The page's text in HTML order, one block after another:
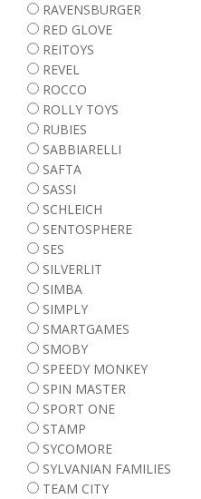
RAVENSBURGER
RED GLOVE
REITOYS
REVEL
ROCCO
ROLLY TOYS
RUBIES
SABBIARELLI
SAFTA
SASSI
SCHLEICH
SENTOSPHERE
SES
SILVERLIT
SIMBA
SIMPLY
SMARTGAMES
SMOBY
SPEEDY MONKEY
SPIN MASTER
SPORT ONE
STAMP
SYCOMORE
SYLVANIAN FAMILIES
TEAM CITY